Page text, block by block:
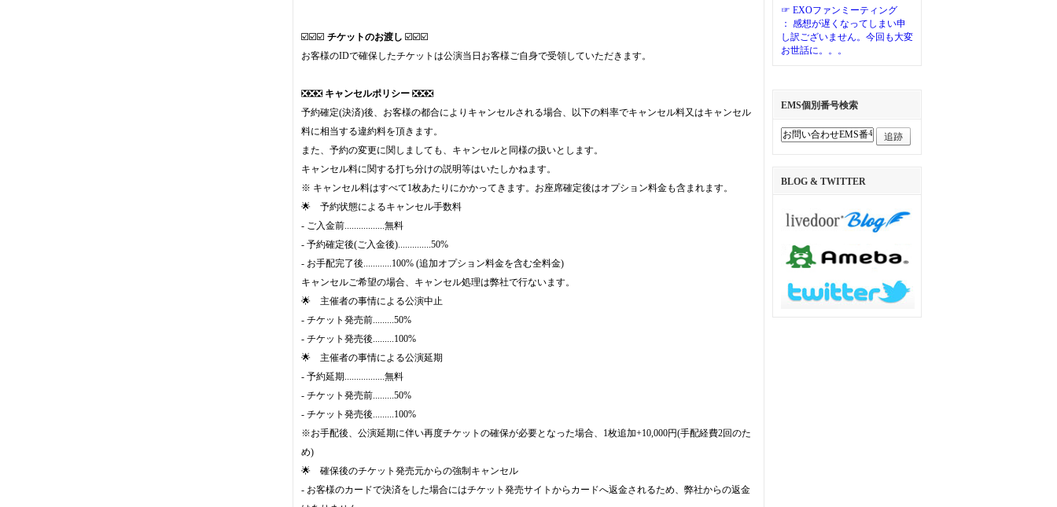
☑️☑️☑️ チケットのお渡し ☑️☑️☑️
お客様のIDで確保したチケットは公演当日お客様ご自身で受領していただきます。
❎❎❎ キャンセルポリシー ❎❎❎
予約確定(決済)後、お客様の都合によりキャンセルされる場合、以下の料率でキャンセル料又はキャンセル
料に相当する違約料を頂きます。
また、予約の変更に関しましても、キャンセルと同様の扱いとします。
キャンセル料に関する打ち分けの説明等はいたしかねます。
※ キャンセル料はすべて1枚あたりにかかってきます。お座席確定後はオプション料金も含まれます。
🌟 予約状態によるキャンセル手数料
- ご入金前.................無料
- 予約確定後(ご入金後)..............50%
- お手配完了後............100% (追加オプション料金を含む全料金)
キャンセルご希望の場合、キャンセル処理は弊社で行ないます。
🌟 主催者の事情による公演中止
- チケット発売前.........50%
- チケット発売後.........100%
🌟 主催者の事情による公演延期
- 予約延期.................無料
- チケット発売前.........50%
- チケット発売後.........100%
※お手配後、公演延期に伴い再度チケットの確保が必要となった場合、1枚追加+10,000円(手配経費2回のた
め)
🌟 確保後のチケット発売元からの強制キャンセル
- お客様のカードで決済をした場合にはチケット発売サイトからカードへ返金されるため、弊社からの返金
☞ EXOファンミーティング
： 感想が遅くなってしまい申
し訳ございません。今回も大変
お世話に。。。
EMS個別番号検索
追跡
BLOG & TWITTER